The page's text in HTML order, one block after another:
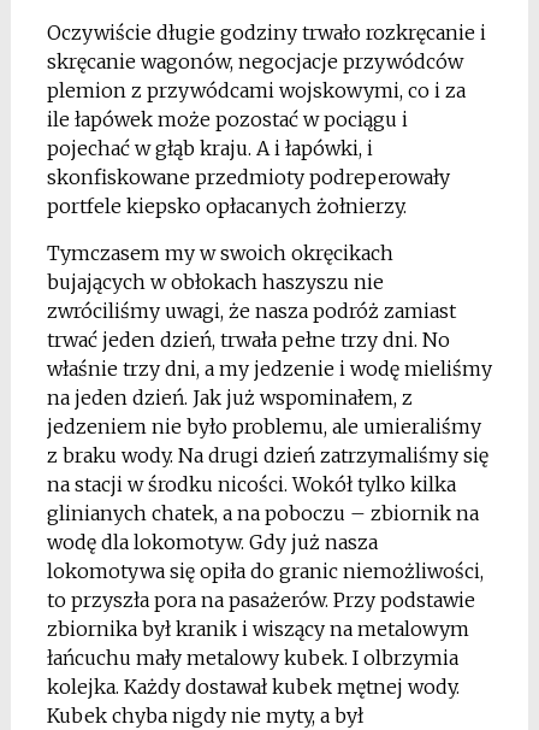
Oczywiście długie godziny trwało rozkręcanie i
skręcanie wagonów, negocjacje przywódców
plemion z przywódcami wojskowymi, co i za
ile łapówek może pozostać w pociągu i
pojechać w głąb kraju. A i łapówki, i
skonfiskowane przedmioty podreperowały
portfele kiepsko opłacanych żołnierzy.
Tymczasem my w swoich okręcikach
bujających w obłokach haszyszu nie
zwróciliśmy uwagi, że nasza podróż zamiast
trwać jeden dzień, trwała pełne trzy dni. No
właśnie trzy dni, a my jedzenie i wodę mieliśmy
na jeden dzień. Jak już wspominałem, z
jedzeniem nie było problemu, ale umieraliśmy
z braku wody. Na drugi dzień zatrzymaliśmy się
na stacji w środku nicości. Wokół tylko kilka
glinianych chatek, a na poboczu – zbiornik na
wodę dla lokomotyw. Gdy już nasza
lokomotywa się opiła do granic niemożliwości,
to przyszła pora na pasażerów. Przy podstawie
zbiornika był kranik i wiszący na metalowym
łańcuchu mały metalowy kubek. I olbrzymia
kolejka. Każdy dostawał kubek mętnej wody.
Kubek chyba nigdy nie myty, a był